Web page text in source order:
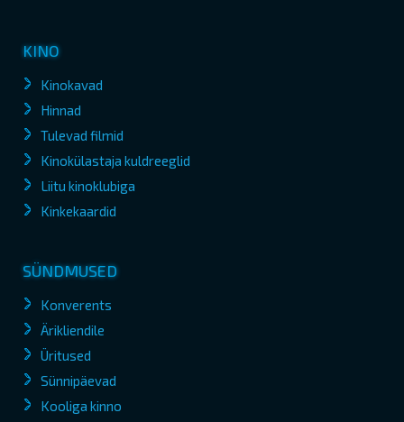
KINO
Kinokavad
Hinnad
Tulevad filmid
Kinokülastaja kuldreeglid
Liitu kinoklubiga
Kinkekaardid
SÜNDMUSED
Konverents
Ärikliendile
Üritused
Sünnipäevad
Kooliga kinno